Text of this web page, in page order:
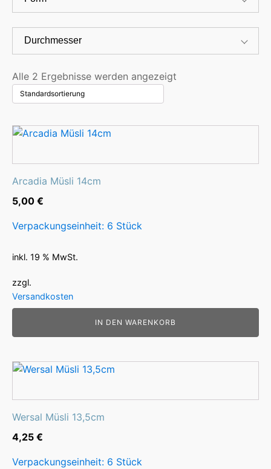
Durchmesser
Alle 2 Ergebnisse werden angezeigt
Arcadia Müsli 14cm
5,00 €
Verpackungseinheit: 6 Stück
inkl. 19 % MwSt.
zzgl.
Versandkosten
IN DEN WARENKORB
Wersal Müsli 13,5cm
4,25 €
Verpackungseinheit: 6 Stück